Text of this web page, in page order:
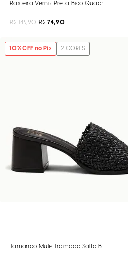
Rasteira Verniz Preta Bico Quadrado
R$ 149,90 R$ 74,90
10% OFF no Pix 2 CORES
Tamanco Mule Tramado Salto Bloco Preto